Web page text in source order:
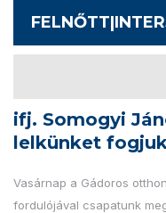
ifj. Somogyi
lelkünket
Vasárnap a Gádoros
fordulójával csapatunk